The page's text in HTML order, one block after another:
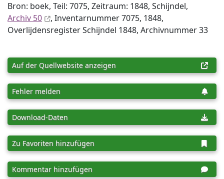
Bron: boek, Teil: 7075, Zeitraum: 1848, Schijndel,
Archiv 50
, Inventar­nummer 7075, 1848,
Overlijdensregister Schijndel 1848, Archiv­nummer 33
Auf der Quellwebsite anzeigen
Fehler melden
Download-Daten
Zu Favoriten hinzufügen
Kommentar hinzufügen